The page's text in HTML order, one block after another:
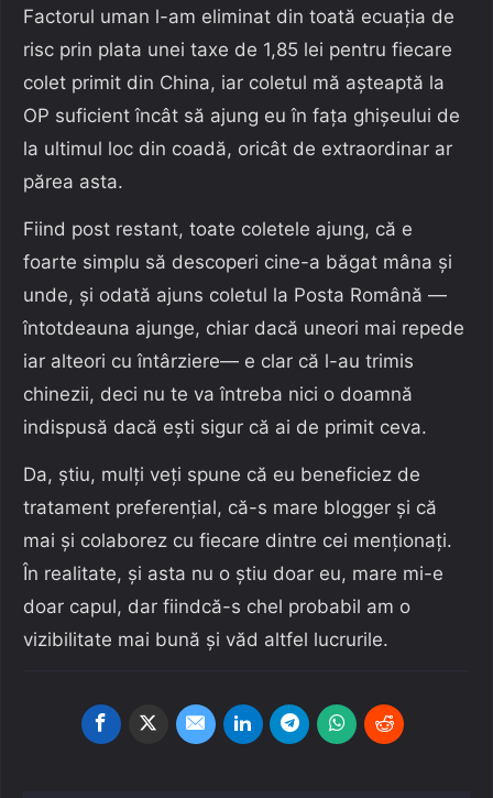
Factorul uman l-am eliminat din toată ecuația de
risc prin plata unei taxe de 1,85 lei pentru fiecare
colet primit din China, iar coletul mă așteaptă la
OP suficient încât să ajung eu în fața ghișeului de
la ultimul loc din coadă, oricât de extraordinar ar
părea asta.
Fiind post restant, toate coletele ajung, că e
foarte simplu să descoperi cine-a băgat mâna și
unde, și odată ajuns coletul la Posta Română —
întotdeauna ajunge, chiar dacă uneori mai repede
iar alteori cu întârziere— e clar că l-au trimis
chinezii, deci nu te va întreba nici o doamnă
indispusă dacă ești sigur că ai de primit ceva.
Da, știu, mulți veți spune că eu beneficiez de
tratament preferențial, că-s mare blogger și că
mai și colaborez cu fiecare dintre cei menționați.
În realitate, și asta nu o știu doar eu, mare mi-e
doar capul, dar fiindcă-s chel probabil am o
vizibilitate mai bună și văd altfel lucrurile.